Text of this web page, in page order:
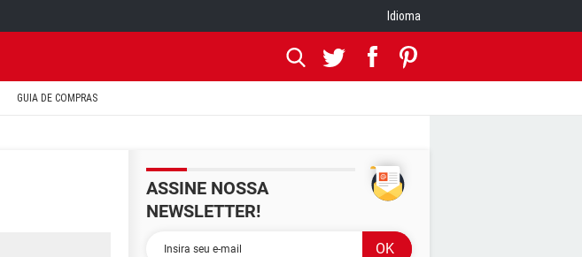
Idioma
GUIA DE COMPRAS
ASSINE NOSSA
NEWSLETTER!